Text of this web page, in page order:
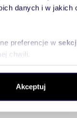
danych i w jakich
preferencje w
chwili.
od Ciebie lub
Akceptuj